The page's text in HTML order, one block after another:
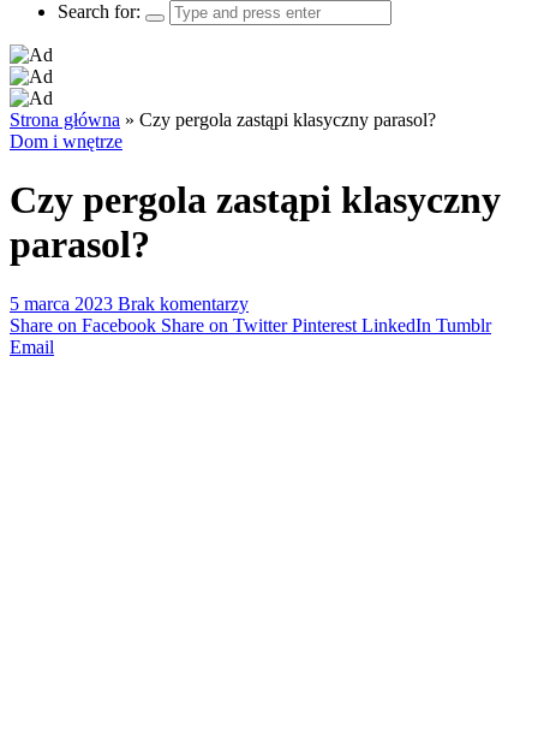
Search for:
Strona główna » Czy pergola zastąpi klasyczny parasol?
Dom i wnętrze
Czy pergola zastąpi klasyczny
parasol?
5 marca 2023 Brak komentarzy
Share on Facebook Share on Twitter Pinterest LinkedIn Tumblr
Email